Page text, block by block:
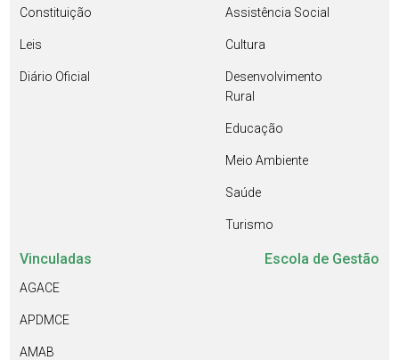
Constituição
Leis
Diário Oficial
Assistência Social
Cultura
Desenvolvimento
Rural
Educação
Meio Ambiente
Saúde
Turismo
Vinculadas
AGACE
APDMCE
AMAB
Escola de Gestão